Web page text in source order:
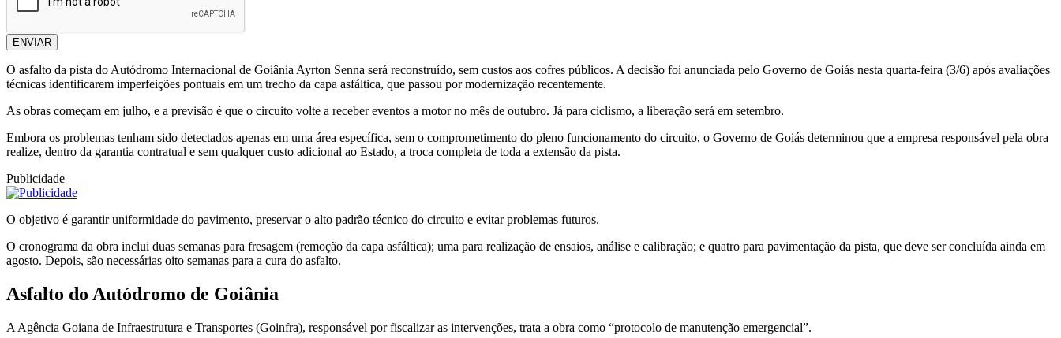
ENVIAR
O asfalto da pista do Autódromo Internacional de Goiânia Ayrton Senna será reconstruído, sem custos aos cofres públicos. A decisão foi anunciada pelo Governo de Goiás nesta quarta-feira (3/6) após avaliações
técnicas identificarem imperfeições pontuais em um trecho da capa asfáltica, que passou por modernização recentemente.
As obras começam em julho, e a previsão é que o circuito volte a receber eventos a motor no mês de outubro. Já para ciclismo, a liberação será em setembro.
Embora os problemas tenham sido detectados apenas em uma área específica, sem o comprometimento do pleno funcionamento do circuito, o Governo de Goiás determinou que a empresa responsável pela obra
realize, dentro da garantia contratual e sem qualquer custo adicional ao Estado, a troca completa de toda a extensão da pista.
Publicidade
O objetivo é garantir uniformidade do pavimento, preservar o alto padrão técnico do circuito e evitar problemas futuros.
O cronograma da obra inclui duas semanas para fresagem (remoção da capa asfáltica); uma para realização de ensaios, análise e calibração; e quatro para pavimentação da pista, que deve ser concluída ainda em
agosto. Depois, são necessárias oito semanas para a cura do asfalto.
Asfalto do Autódromo de Goiânia
A Agência Goiana de Infraestrutura e Transportes (Goinfra), responsável por fiscalizar as intervenções, trata a obra como “protocolo de manutenção emergencial”.